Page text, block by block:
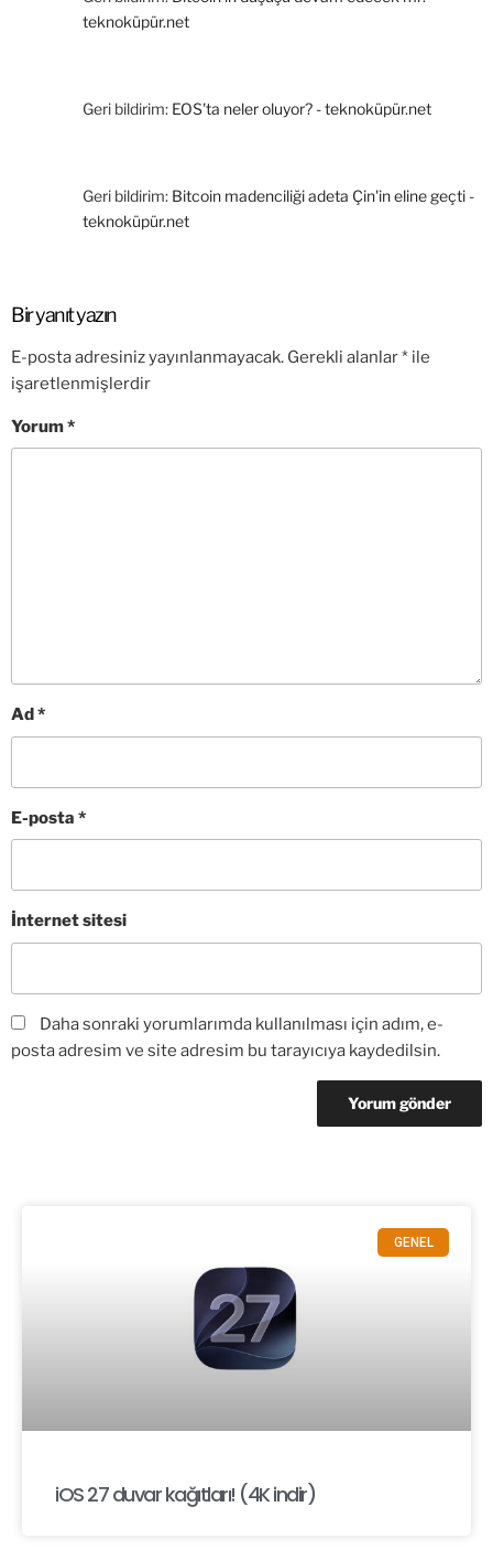
teknoküpür.net
Geri bildirim: EOS'ta neler oluyor? - teknoküpür.net
Geri bildirim: Bitcoin madenciliği adeta Çin'in eline geçti -
teknoküpür.net
Bir yanıt yazın
E-posta adresiniz yayınlanmayacak. Gerekli alanlar* ile
işaretlenmişlerdir
Yorum*
Ad*
E-posta *
İnternet sitesi
Daha sonraki yorumlarımda kullanılması için adım, e-
posta adresim ve site adresim bu tarayıcıya kaydedilsin.
GENEL
iOS 27 duvar kağıtları! (4K indir)